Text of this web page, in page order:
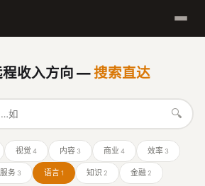
收入方向 —搜索直达
🔍
视觉 4 内容 3 商业 4 效率 3
务 3 语言1 知识 2 金融 2